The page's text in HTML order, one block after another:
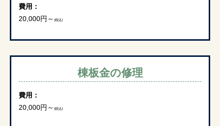
費用：
20,000円～ (税込)
棟板金の修理
費用：
20,000円～ (税込)